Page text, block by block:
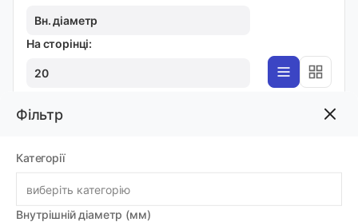
Фільтр
Категорії
виберіть категорію
Внутрішній діаметр (мм)
Вн. діаметр
На сторінці:
20